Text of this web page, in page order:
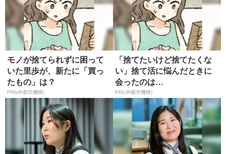
モノが捨てられずに困って
いた里歩が、新たに「買っ
たもの」は？
PR(UR都市機構)
「捨てたいけど捨てたくな
い」捨て活に悩んだときに
会ったのは…
PR(UR都市機構)